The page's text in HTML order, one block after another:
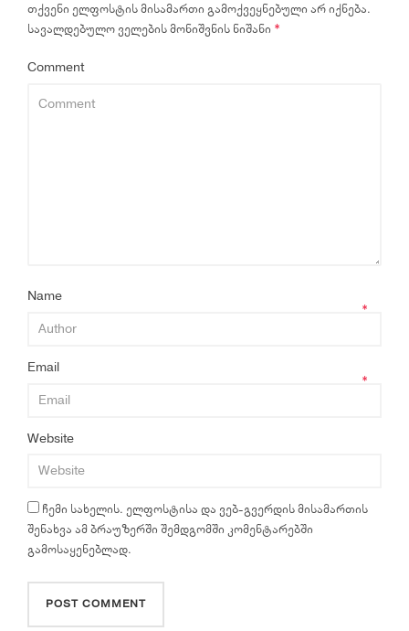
თქვენი ელფოსტის მისამართი გამოქვეყნებული არ იქნება.
სავალდებულო ველების მონიშვნის ნიშანი *
Comment
Name
*
Email
*
Website
ჩემი სახელის. ელფოსტისა და ვებ-გვერდის მისამართის
შენახვა ამ ბრაუზერში შემდგომში კომენტარებში
გამოსაყენებლად.